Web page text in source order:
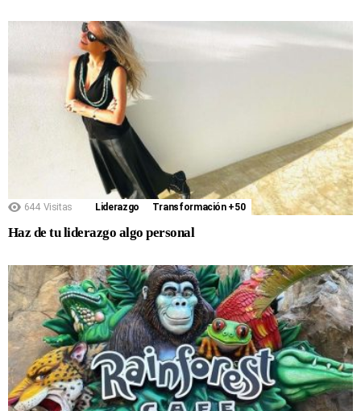
644 Visitas Liderazgo Transformación +50
Haz de tu liderazgo algo personal